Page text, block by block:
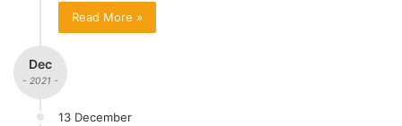
Read More »
Dec
- 2021 -
13 December